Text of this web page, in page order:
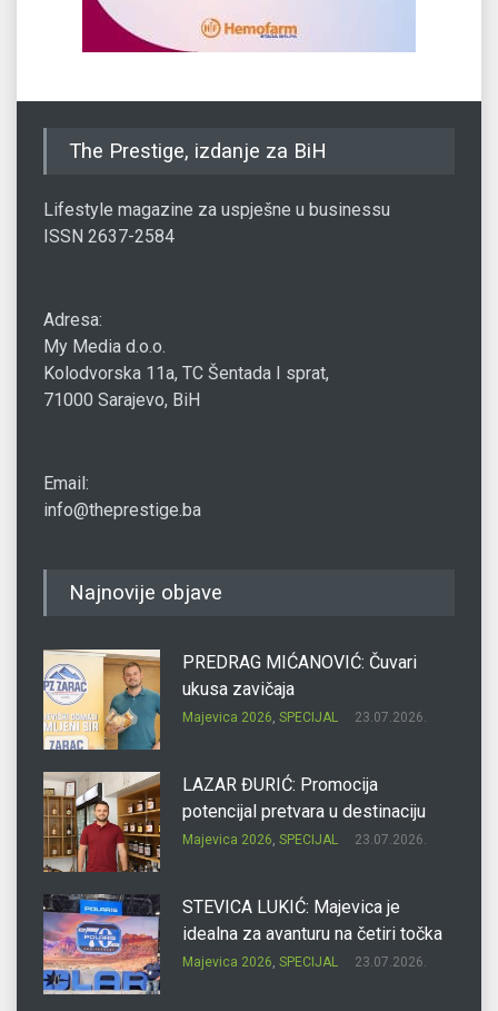
The Prestige, izdanje za BiH
Lifestyle magazine za uspješne u businessu
ISSN 2637-2584
Adresa:
My Media d.o.o.
Kolodvorska 11a, TC Šentada I sprat,
71000 Sarajevo, BiH
Email:
info@theprestige.ba
Najnovije objave
PREDRAG MIĆANOVIĆ: Čuvari
ukusa zavičaja
Majevica 2026, SPECIJAL 23.07.2026.
LAZAR ĐURIĆ: Promocija
potencijal pretvara u destinaciju
Majevica 2026, SPECIJAL 23.07.2026.
STEVICA LUKIĆ: Majevica je
idealna za avanturu na četiri točka
Majevica 2026, SPECIJAL 23.07.2026.